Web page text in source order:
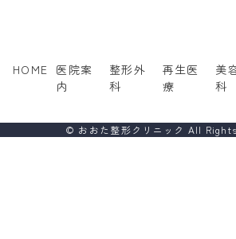
HOME 医院案
内
整形外
科
再生医
療
美
科
© おおた整形クリニック All